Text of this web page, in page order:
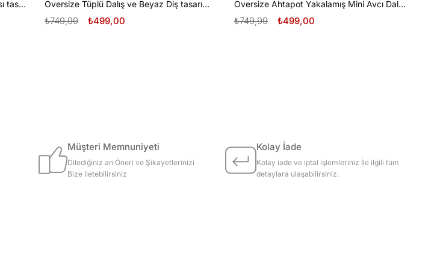
Oversize Şnorkel ve Su kaplumbağası tasarım unisex T-shirt Oversize Tüplü Dalış ve Beyaz Diş tasarım unisex T-shirt
₺499,00
₺749,99
Oversize Ahtapot Yakalamış Mini Avcı Dalgıç Tasarım unisex T-shirt
₺499,00
₺749,99
Müşteri Memnuniyeti
Dilediğiniz an Öneri ve Şikayetlerinizi
Bize iletebilirsiniz
Kolay İade
Kolay iade ve iptal işlemleriniz İle ilgili tüm
detaylara ulaşabilirsiniz.